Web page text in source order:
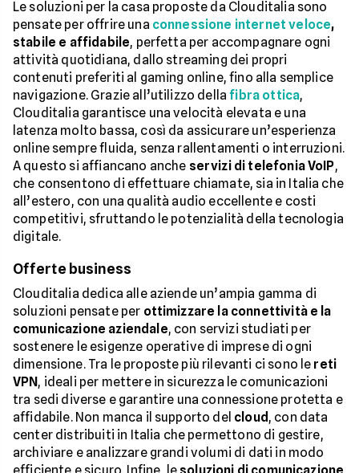
Le soluzioni per la casa proposte da Clouditalia sono
pensate per offrire una connessione internet veloce,
stabile e affidabile, perfetta per accompagnare ogni
attività quotidiana, dallo streaming dei propri
contenuti preferiti al gaming online, fino alla semplice
navigazione. Grazie all’utilizzo dellafibra ottica,
Clouditalia garantisce una velocità elevata e una
latenza molto bassa, così da assicurare un’esperienza
online sempre fluida, senza rallentamenti o interruzioni.
A questo si affiancano anche servizi di telefonia VoIP,
che consentono di effettuare chiamate, sia in Italia che
all’estero, con una qualità audio eccellente e costi
competitivi, sfruttando le potenzialità della tecnologia
digitale.
Offerte business
Clouditalia dedica alle aziende un’ampia gamma di
soluzioni pensate per ottimizzare la connettività e la
comunicazione aziendale, con servizi studiati per
sostenere le esigenze operative di imprese di ogni
dimensione. Tra le proposte più rilevanti ci sono le reti
VPN, ideali per mettere in sicurezza le comunicazioni
tra sedi diverse e garantire una connessione protetta e
affidabile. Non manca il supporto del cloud , con data
center distribuiti in Italia che permettono di gestire,
archiviare e analizzare grandi volumi di dati in modo